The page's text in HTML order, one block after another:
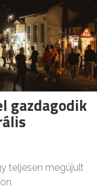
gazdagodik
teljesen megújult